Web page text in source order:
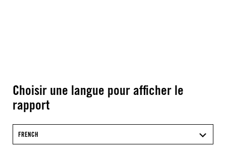
Choisir une langue pour afficher le
rapport
FRENCH